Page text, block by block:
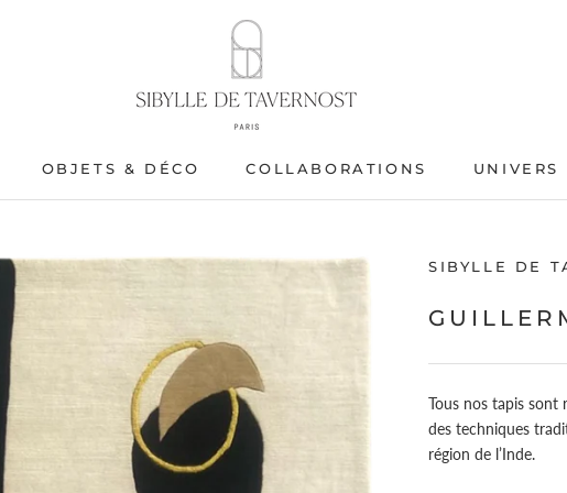
OBJETS & DÉCO
COLLABORATIONS UNIVERS
SIBYLLE DE
Tous nos tapis sont
des techniques
région de l’Inde.